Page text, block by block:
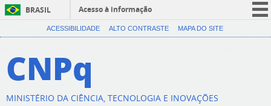
BRASIL
Acesso à informação
CORONAVÍRUS (COVID-19)
ACESSIBILIDADE ALTO CONTRASTE MAPA DO SITE
CNPq
MINISTÉRIO DA CIÊNCIA, TECNOLOGIA E INOVAÇÕES